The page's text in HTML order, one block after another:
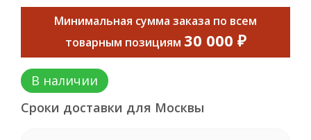
Минимальная сумма заказа по всем
товарным позициям 30 000 ₽
В наличии
Сроки доставки для Москвы